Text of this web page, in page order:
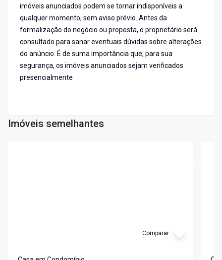
imóveis anunciados podem se tornar indisponíveis a
qualquer momento, sem aviso prévio. Antes da
formalização do negócio ou proposta, o proprietário será
consultado para sanar eventuais dúvidas sobre alterações
do anúncio. É de suma importância que, para sua
segurança, os imóveis anunciados sejam verificados
presencialmente
Imóveis semelhantes
Comparar